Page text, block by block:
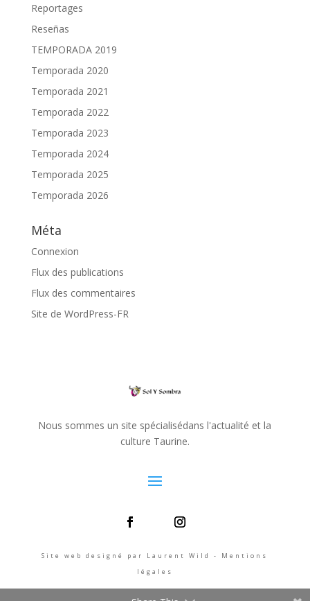
Reportages
Reseñas
TEMPORADA 2019
Temporada 2020
Temporada 2021
Temporada 2022
Temporada 2023
Temporada 2024
Temporada 2025
Temporada 2026
Méta
Connexion
Flux des publications
Flux des commentaires
Site de WordPress-FR
Nous sommes un site spécialisédans l'actualité et la
culture Taurine.
Site web designé par Laurent Wild - Mentions
légales